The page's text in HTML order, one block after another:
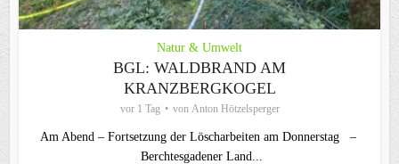
Natur & Umwelt
BGL: WALDBRAND AM
KRANZBERGKOGEL
vor 1 Tag von Anton Hötzelsperger
Am Abend – Fortsetzung der Löscharbeiten am Donnerstag –
Berchtesgadener Land...